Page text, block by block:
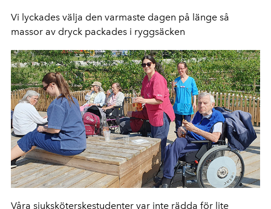
Vi lyckades välja den varmaste dagen på länge så
massor av dryck packades i ryggsäcken
Våra sjuksköterskestudenter var inte rädda för lite